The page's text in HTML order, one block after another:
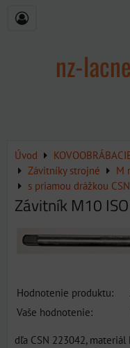
nz-
Úvod
Závitníky strojné
M
s priamou drážkou
Závitník M10
Hodnotenie produktu:
Vaše hodnotenie:
dľa CSN 223042, materiál